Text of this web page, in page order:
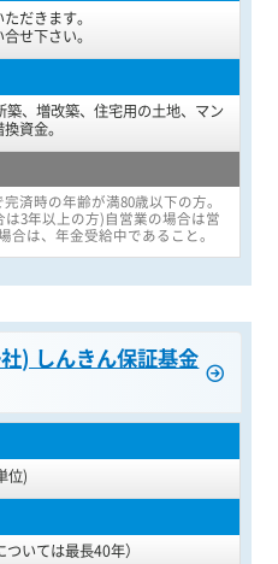
だきます。
せ下さい。
、増改築、住宅用の土地、マン
資金。
済時の年齢が満80歳以下の方。
3年以上の方)自営業の場合は営
合は、年金受給中であること。
) しんきん保証基金
位)
いては最長40年）